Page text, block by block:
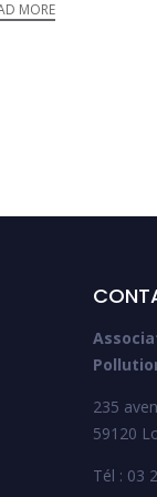
MORE
235
59120
Tél : 03